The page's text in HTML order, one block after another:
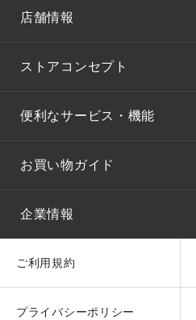
店舗情報
ストアコンセプト
便利なサービス・機能
お買い物ガイド
企業情報
ご利用規約
プライバシーポリシー